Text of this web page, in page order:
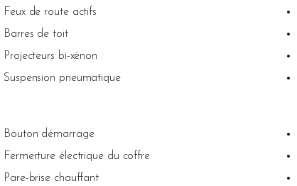
Feux de route actifs
Barres de toit
Projecteurs bi-xénon
Suspension pneumatique
Bouton démarrage
Fermerture électrique du coffre
Pare-brise chauffant